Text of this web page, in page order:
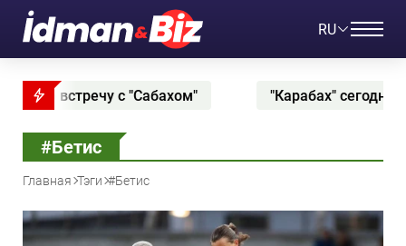
RU
"Карабах" сегодня сыграет с киевским
#Бетис
Главная Тэги #Бетис